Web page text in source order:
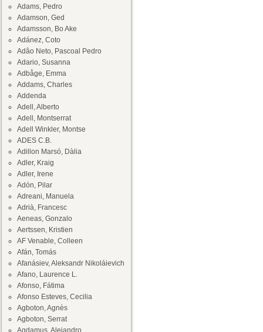
Adams, Pedro
Adamson, Ged
Adamsson, Bo Ake
Adánez, Coto
Adâo Neto, Pascoal Pedro
Adario, Susanna
Adbåge, Emma
Addams, Charles
Addenda
Adell, Alberto
Adell, Montserrat
Adell Winkler, Montse
ADES C.B.
Adillon Marsó, Dàlia
Adler, Kraig
Adler, Irene
Adón, Pilar
Adreani, Manuela
Adrià, Francesc
Aeneas, Gonzalo
Aertssen, Kristien
AF Venable, Colleen
Afán, Tomás
Afanásiev, Aleksandr Nikoláievich
Afano, Laurence L.
Afonso, Fátima
Afonso Esteves, Cecilia
Agboton, Agnès
Agboton, Serrat
Agdamus, Alejandro